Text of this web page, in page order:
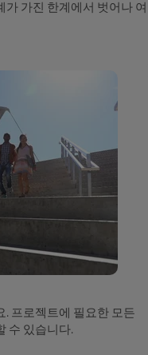
가진 한계에서 벗어나 여
프로젝트에 필요한 모든
수 있습니다.